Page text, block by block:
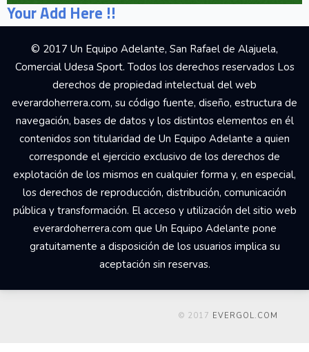
Your Add Here !!
© 2017 Un Equipo Adelante, San Rafael de Alajuela,
Comercial Udesa Sport. Todos los derechos reservados Los
derechos de propiedad intelectual del web
everardoherrera.com, su código fuente, diseño, estructura de
navegación, bases de datos y los distintos elementos en él
contenidos son titularidad de Un Equipo Adelante a quien
corresponde el ejercicio exclusivo de los derechos de
explotación de los mismos en cualquier forma y, en especial,
los derechos de reproducción, distribución, comunicación
pública y transformación. El acceso y utilización del sitio web
everardoherrera.com que Un Equipo Adelante pone
gratuitamente a disposición de los usuarios implica su
aceptación sin reservas.
© 2017 EVERGOL.COM